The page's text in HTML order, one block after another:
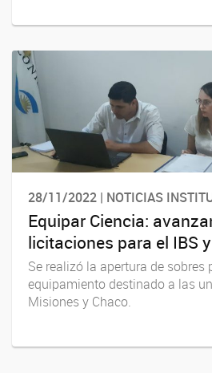
28/11/2022 | NOTICIAS
Equipar Ciencia:
licitaciones para el IBS
Se realizó la apertura de sobres
equipamiento destinado a las
Misiones y Chaco.